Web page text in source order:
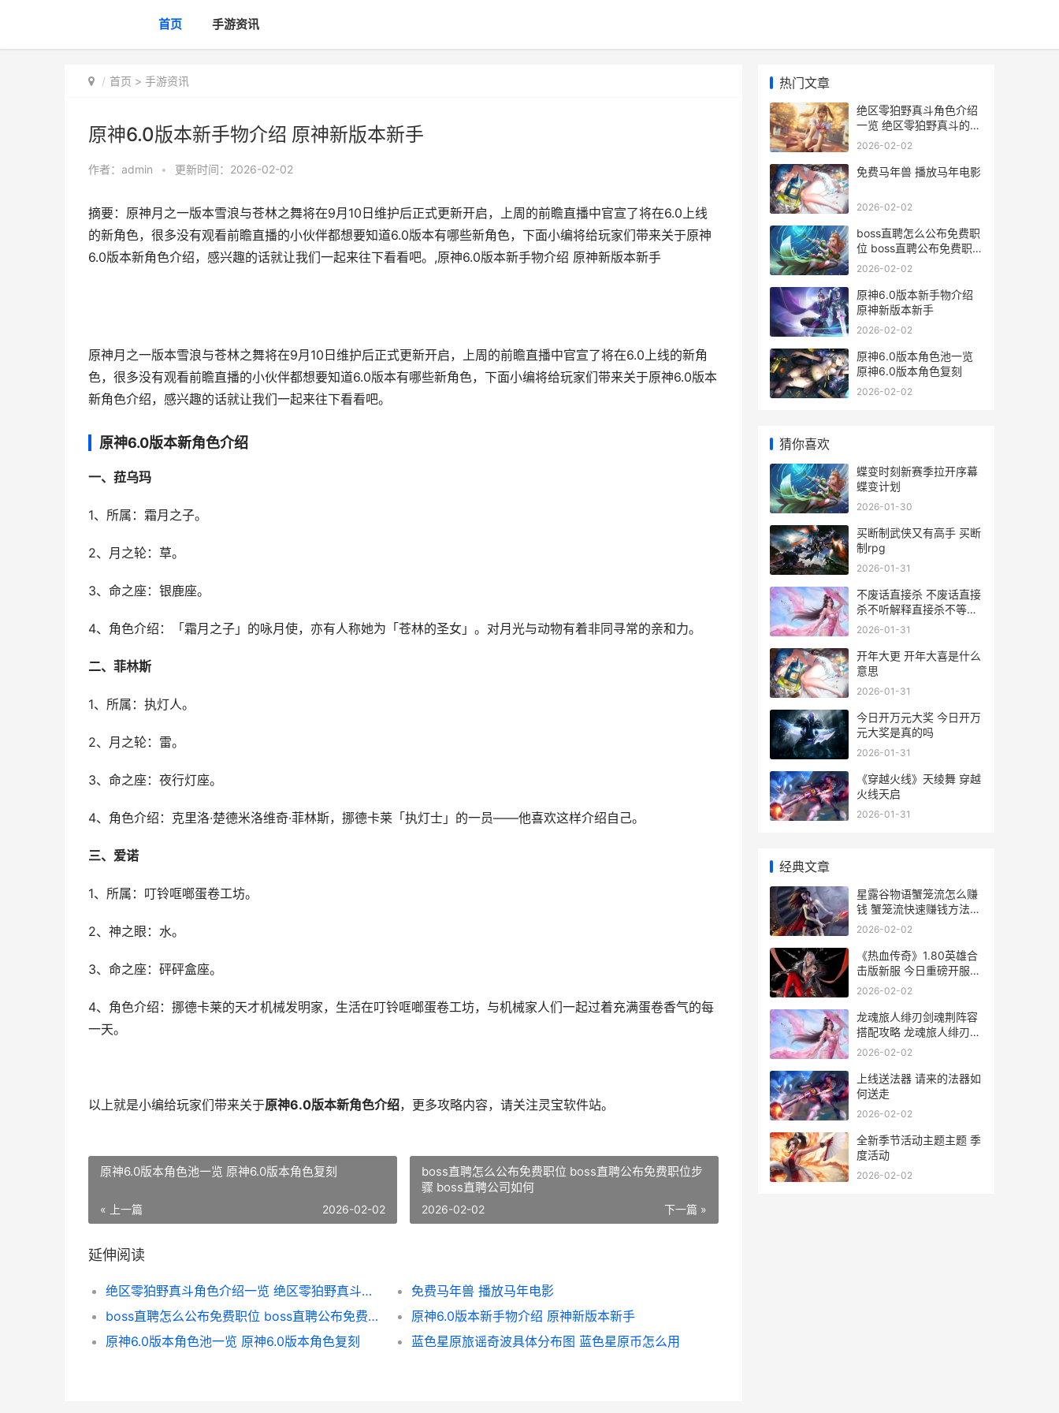
首页 手游资讯
首页 > 手游资讯
原神6.0版本新手物介绍 原神新版本新手
作者： admin • 更新时间：2026-02-02
摘要：原神月之一版本雪浪与苍林之舞将在9月10日维护后正式更新开启，上周的前瞻直播中官宣了将在6.0上线
的新角色，很多没有观看前瞻直播的小伙伴都想要知道6.0版本有哪些新角色，下面小编将给玩家们带来关于原神
6.0版本新角色介绍，感兴趣的话就让我们一起来往下看看吧。,原神6.0版本新手物介绍 原神新版本新手
原神月之一版本雪浪与苍林之舞将在9月10日维护后正式更新开启，上周的前瞻直播中官宣了将在6.0上线的新角
色，很多没有观看前瞻直播的小伙伴都想要知道6.0版本有哪些新角色，下面小编将给玩家们带来关于原神6.0版本
新角色介绍，感兴趣的话就让我们一起来往下看看吧。
原神6.0版本新角色介绍
一、菈乌玛
1、所属：霜月之子。
2、月之轮：草。
3、命之座：银鹿座。
4、角色介绍：「霜月之子」的咏月使，亦有人称她为「苍林的圣女」。对月光与动物有着非同寻常的亲和力。
二、菲林斯
1、所属：执灯人。
2、月之轮：雷。
3、命之座：夜行灯座。
4、角色介绍：克里洛·楚德米洛维奇·菲林斯，挪德卡莱「执灯士」的一员——他喜欢这样介绍自己。
三、爱诺
1、所属：叮铃哐啷蛋卷工坊。
2、神之眼：水。
3、命之座：砰砰盒座。
4、角色介绍：挪德卡莱的天才机械发明家，生活在叮铃哐啷蛋卷工坊，与机械家人们一起过着充满蛋卷香气的每
一天。
以上就是小编给玩家们带来关于原神6.0版本新角色介绍，更多攻略内容，请关注灵宝软件站。
原神6.0版本角色池一览 原神6.0版本角色复刻
« 上一篇 2026-02-02
boss直聘怎么公布免费职位 boss直聘公布免费职位步
骤 boss直聘公司如何
下一篇 »
2026-02-02
延伸阅读
绝区零狛野真斗角色介绍一览 绝区零狛野真斗的英文名
免费马年兽 播放马年电影
boss直聘怎么公布免费职位 boss直聘公布免费职位步骤 boss直聘公司如何
原神6.0版本新手物介绍 原神新版本新手
原神6.0版本角色池一览 原神6.0版本角色复刻
蓝色星原旅谣奇波具体分布图 蓝色星原币怎么用
热门文章
绝区零狛野真斗角色介绍
一览 绝区零狛野真斗的英
文名
2026-02-02
免费马年兽 播放马年电影
2026-02-02
boss直聘怎么公布免费职
位 boss直聘公布免费职
位步骤 boss直聘公司如
2026-02-02
原神6.0版本新手物介绍
原神新版本新手
2026-02-02
原神6.0版本角色池一览
原神6.0版本角色复刻
2026-02-02
猜你喜欢
蝶变时刻新赛季拉开序幕
蝶变计划
2026-01-30
买断制武侠又有高手 买断
制rpg
2026-01-31
不废话直接杀 不废话直接
杀不听解释直接杀不等说
话直接杀
2026-01-31
开年大更 开年大喜是什么
意思
2026-01-31
今日开万元大奖 今日开万
元大奖是真的吗
2026-01-31
《穿越火线》天绫舞 穿越
火线天启
2026-01-31
经典文章
星露谷物语蟹笼流怎么赚
钱 蟹笼流快速赚钱方法
星露谷物语蟹笼怎么放诱
2026-02-02
《热血传奇》1.80英雄合
击版新服 今日重磅开服
《热血传奇》1.76版本
2026-02-02
龙魂旅人绯刃剑魂荆阵容
搭配攻略 龙魂旅人绯刃剑
魂
2026-02-02
上线送法器 请来的法器如
何送走
2026-02-02
全新季节活动主题主题 季
度活动
2026-02-02